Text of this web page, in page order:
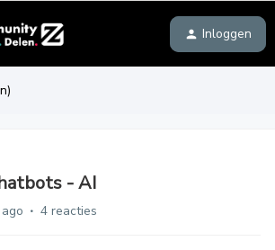
Inloggen
- AI
4 reacties